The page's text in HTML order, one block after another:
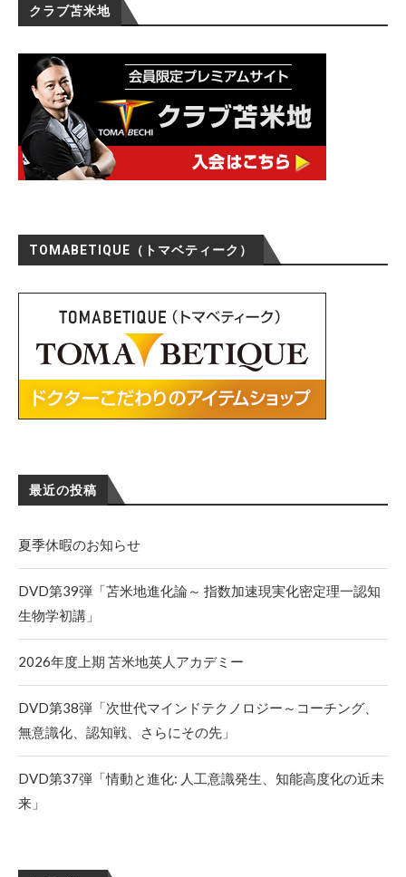
最近の投稿
夏季休暇のお知らせ
DVD第39弾「苫米地進化論～ 指数加速現実化密定理一認知
生物学初講」
2026年度上期 苫米地英人アカデミー
DVD第38弾「次世代マインドテクノロジー～コーチング、
無意識化、認知戦、さらにその先」
DVD第37弾「情動と進化: 人工意識発生、知能高度化の近未
来」
クラブ苫米地
TOMABETIQUE（トマベティーク）